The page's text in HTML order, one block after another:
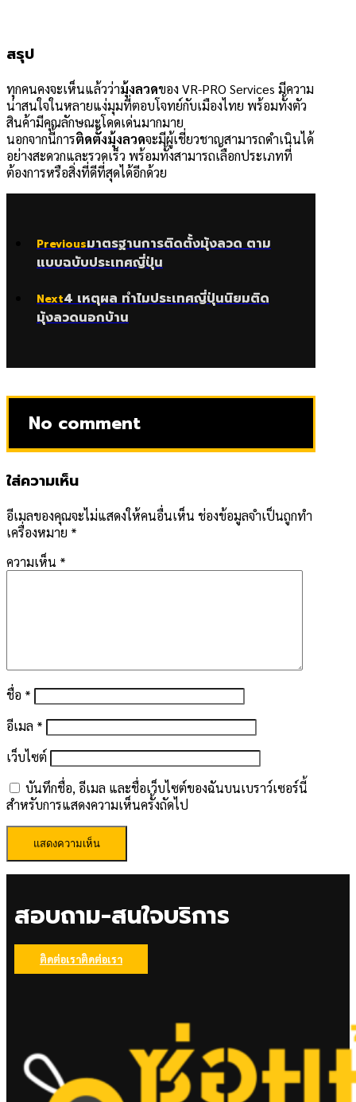
สรุป
ทุกคนคงจะเห็นแล้วว่ามุ้งลวดของ VR-PRO Services มีความ
น่าสนใจในหลายแง่มุมที่ตอบโจทย์กับเมืองไทย พร้อมทั้งตัว
สินค้ามีคุณลักษณะโดดเด่นมากมาย
นอกจากนี้การติดตั้งมุ้งลวดจะมีผู้เชี่ยวชาญสามารถดำเนินได้
อย่างสะดวกและรวดเร็ว พร้อมทั้งสามารถเลือกประเภทที่
ต้องการหรือสิ่งที่ดีที่สุดได้อีกด้วย
Previousมาตรฐานการติดตั้งมุ้งลวด ตาม
แบบฉบับประเทศญี่ปุ่น
Next4 เหตุผล ทำไมประเทศญี่ปุ่นนิยมติด
มุ้งลวดนอกบ้าน
No comment
ใส่ความเห็น
อีเมลของคุณจะไม่แสดงให้คนอื่นเห็น ช่องข้อมูลจำเป็นถูกทำ
เครื่องหมาย *
ความเห็น *
ชื่อ *
อีเมล *
เว็บไซต์
บันทึกชื่อ, อีเมล และชื่อเว็บไซต์ของฉันบนเบราว์เซอร์นี้
สำหรับการแสดงความเห็นครั้งถัดไป
สอบถาม-สนใจบริการ
ติดต่อเราติดต่อเรา